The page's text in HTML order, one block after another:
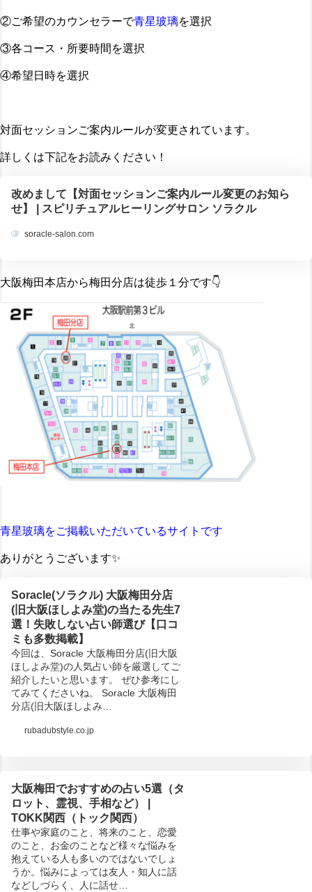
②ご希望のカウンセラーで青星玻璃を選択
③各コース・所要時間を選択
④希望日時を選択
対面セッションご案内ルールが変更されています。
詳しくは下記をお読みください！
改めまして【対面セッションご案内ルール変更のお知ら
せ】 | スピリチュアルヒーリングサロン ソラクル
soracle-salon.com
大阪梅田本店から梅田分店は徒歩１分です👇️
青星玻璃をご掲載いただいているサイトです
ありがとうございます✨
Soracle(ソラクル) 大阪梅田分店
(旧大阪ほしよみ堂)の当たる先生7
選！失敗しない占い師選び【口コ
ミも多数掲載】
今回は、Soracle 大阪梅田分店(旧大阪
ほしよみ堂)の人気占い師を厳選してご
紹介したいと思います。 ぜひ参考にし
てみてくださいね。 Soracle 大阪梅田
分店(旧大阪ほしよみ…
rubadubstyle.co.jp
大阪梅田でおすすめの占い5選（タ
ロット、霊視、手相など） |
TOKK関西（トック関西）
仕事や家庭のこと、将来のこと、恋愛
のこと、お金のことなど様々な悩みを
抱えている人も多いのではないでしょ
うか。悩みによっては友人・知人に話
などしづらく、人に話せ…